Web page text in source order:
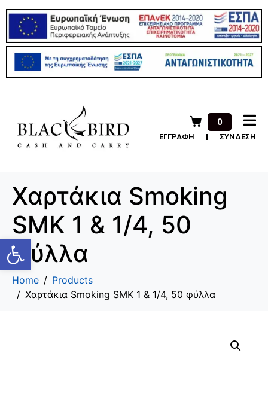
Ανοίξτε τη γραμμή εργαλείων
0
ΕΓΓΡΑΦΗ ΣΥΝΔΕΣΗ
Χαρτάκια Smoking
SMK 1 & 1/4, 50
φύλλα
Home
Products
Χαρτάκια Smoking SMK 1 & 1/4, 50 φύλλα